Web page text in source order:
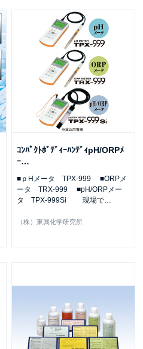
ｺﾝﾊﾟｸﾄﾎﾞﾃﾞｨｰﾊﾝﾃﾞｨpH/ORPﾒ
ｰ…
■ｐHメータ TPX-999 ■ORPメ
ータ TRX-999 ■pH/ORPメー
タ TPX-999Si 現場で…
（株）東興化学研究所